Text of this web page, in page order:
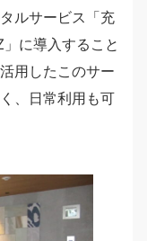
ルサービス「充
に導入すること
用したこのサー
、日常利用も可